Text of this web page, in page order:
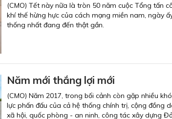
(CMO) Tết này nữa là tròn 50 năm cuộc Tổng tấn
khí thế hừng hực của cách mạng miền nam, ngày
thống nhất đang đến thật gần.
Năm mới thắng lợi mới
(CMO) Năm 2017, trong bối cảnh còn gặp nhiều
lực phấn đấu của cả hệ thống chính trị, cộng đồng
xã hội, quốc phòng - an ninh, công tác xây dựng